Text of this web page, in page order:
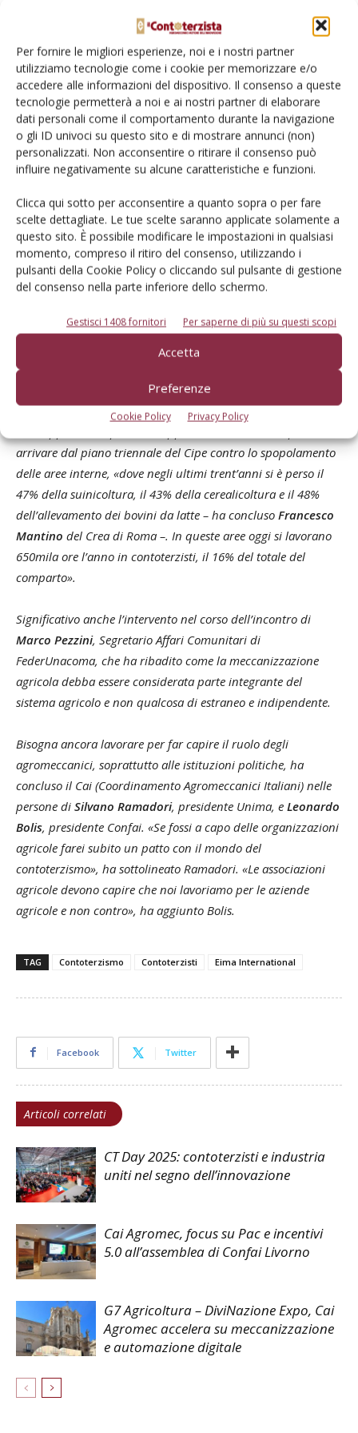
Per fornire le migliori esperienze, noi e i nostri partner
utilizziamo tecnologie come i cookie per memorizzare e/o
accedere alle informazioni del dispositivo. Il consenso a queste
tecnologie permetterà a noi e ai nostri partner di elaborare
dati personali come il comportamento durante la navigazione
o gli ID univoci su questo sito e di mostrare annunci (non)
personalizzati. Non acconsentire o ritirare il consenso può
influire negativamente su alcune caratteristiche e funzioni.
Clicca qui sotto per acconsentire a quanto sopra o per fare
scelte dettagliate. Le tue scelte saranno applicate solamente a
questo sito. È possibile modificare le impostazioni in qualsiasi
momento, compreso il ritiro del consenso, utilizzando i
pulsanti della Cookie Policy o cliccando sul pulsante di gestione
del consenso nella parte inferiore dello schermo.
Gestisci 1408 fornitori Per saperne di più su questi scopi
Accetta
Preferenze
Cookie Policy Privacy Policy
appunto per l’agricoltura di precisione che noi grazie al
lavoro delle linee guida abbiamo inserito nell’allegato al
Piano Industria 4.0. Resta ormai indubbio che nell’ottica di
un’agricoltura innovativa e sostenibile dal punto di vista
economico, ambientale, agronomico e climatico, i
contoterzisti sono e saranno i protagonisti».
A riportare i numeri ci ha pensato Roberto Fanfani,
dell’Università di Bologna, che ha evidenziato come «in Italia,
su un totale di 1,6 milioni di aziende agricole, quelle che
usano i servizi del contoterzismo sono 540 mila (33%), per un
totale di oltre 4 milioni di ore lavorate l’anno. L’affidamento
completo vede una maggiore concentrazione nelle regioni del
Sud (quasi il 50% del totale della sua superficie) rispetto a
ad affido parziale prevale il Nord. Infatti, per quanto
riguarda la “raccolta e prima lavorazioni di produzioni
vegetali”, quasi 2,5 milioni di ettari a livello nazionale, ben il
55% si concentra nel Nord, mentre al Sud si ferma al 30%».
arrivare dal piano triennale del Cipe contro lo spopolamento
delle aree interne, «dove negli ultimi trent’anni si è perso il
47% della suinicoltura, il 43% della cerealicoltura e il 48%
dell’allevamento dei bovini da latte – ha concluso Francesco
Mantino del Crea di Roma –. In queste aree oggi si lavorano
650mila ore l’anno in contoterzisti, il 16% del totale del
comparto».
Significativo anche l’intervento nel corso dell’incontro di
Marco Pezzini, Segretario Affari Comunitari di
FederUnacoma, che ha ribadito come la meccanizzazione
agricola debba essere considerata parte integrante del
sistema agricolo e non qualcosa di estraneo e indipendente.
Bisogna ancora lavorare per far capire il ruolo degli
agromeccanici, soprattutto alle istituzioni politiche, ha
concluso il Cai (Coordinamento Agromeccanici Italiani) nelle
persone di Silvano Ramadori, presidente Unima, e Leonardo
Bolis, presidente Confai. «Se fossi a capo delle organizzazioni
agricole farei subito un patto con il mondo del
contoterzismo», ha sottolineato Ramadori. «Le associazioni
agricole devono capire che noi lavoriamo per le aziende
agricole e non contro», ha aggiunto Bolis.
TAG Contoterzismo Contoterzisti Eima International
Facebook Twitter
Articoli correlati
CT Day 2025: contoterzisti e industria
uniti nel segno dell’innovazione
Cai Agromec, focus su Pac e incentivi
5.0 all’assemblea di Confai Livorno
G7 Agricoltura – DiviNazione Expo, Cai
Agromec accelera su meccanizzazione
e automazione digitale